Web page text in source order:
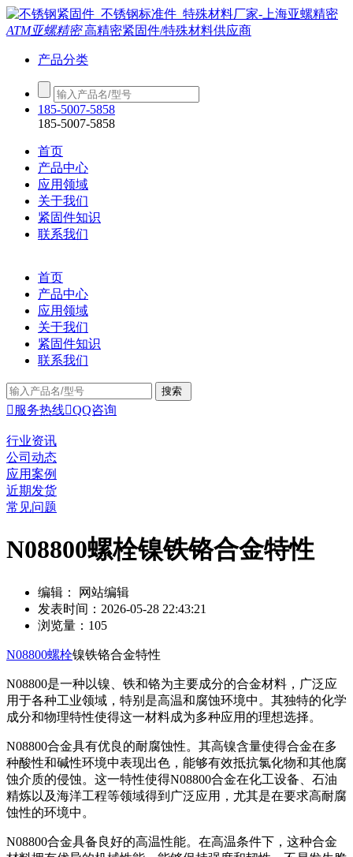
ATM亚螺精密高精密紧固件/特殊材料供应商
产品分类
185-5007-5858
185-5007-5858
首页
产品中心
应用领域
关于我们
紧固件知识
联系我们
首页
产品中心
应用领域
关于我们
紧固件知识
联系我们
 服务热线QQ咨询
行业资讯
公司动态
应用案例
近期发货
常见问题
N08800螺栓镍铁铬合金特性
编辑： 网站编辑
发表时间：2026-05-28 22:43:21
浏览量：105
N08800螺栓镍铁铬合金特性
N08800是一种以镍、铁和铬为主要成分的合金材料，广泛应
用于各种工业领域，特别是高温和腐蚀环境中。其独特的化学
成分和物理特性使得这一材料成为多种应用的理想选择。
N08800合金具有优良的耐腐蚀性。其高镍含量使得合金在多
种酸性和碱性环境中表现出色，能够有效抵抗氯化物和其他腐
蚀介质的侵蚀。这一特性使得N08800合金在化工设备、石油
精炼以及海洋工程等领域得到广泛应用，尤其是在要求高耐腐
蚀性的环境中。
N08800合金具备良好的高温性能。在高温条件下，这种合金